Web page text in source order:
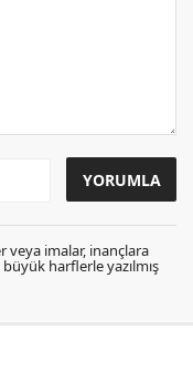
veya imalar, inançlara
büyük harflerle yazılmış